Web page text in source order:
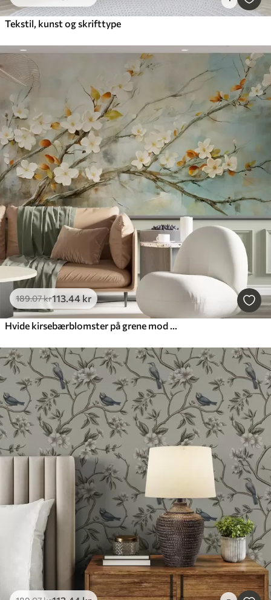
Tekstil, kunst og skrifttype
189.07kr113.44 kr
Hvide kirsebærblomster på grene mod en blød blå og grøn baggrund i oliemaleristil